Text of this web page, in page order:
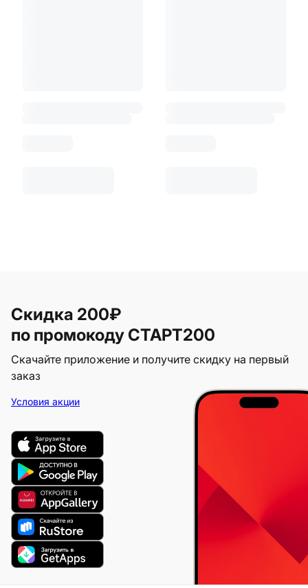
Скидка 200₽
по промокоду СТАРТ200
Скачайте приложение и получите скидку на первый
заказ
Условия акции